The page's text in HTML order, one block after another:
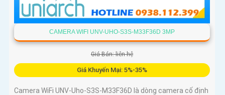
CAMERA WIFI UNV-UHO-S3S-M33F36D 3MP
Giá Bán: liên hệ
Giá Khuyến Mại: 5%-35%
Camera WiFi UNV-Uho-S3S-M33F36D là dòng camera cố định